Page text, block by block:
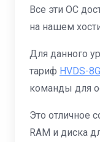
Все эти ОС
на нашем
Для данного
тариф HVDS-8G
команды для
Это отличное
RAM и диска